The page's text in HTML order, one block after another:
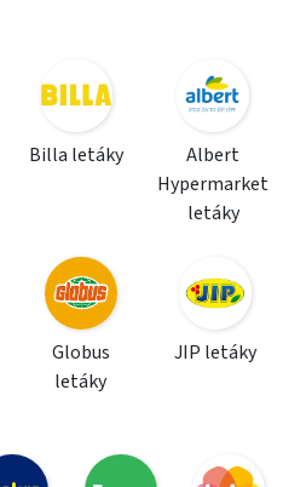
Billa letáky
Albert
Hypermarket
letáky
Globus
letáky
JIP letáky